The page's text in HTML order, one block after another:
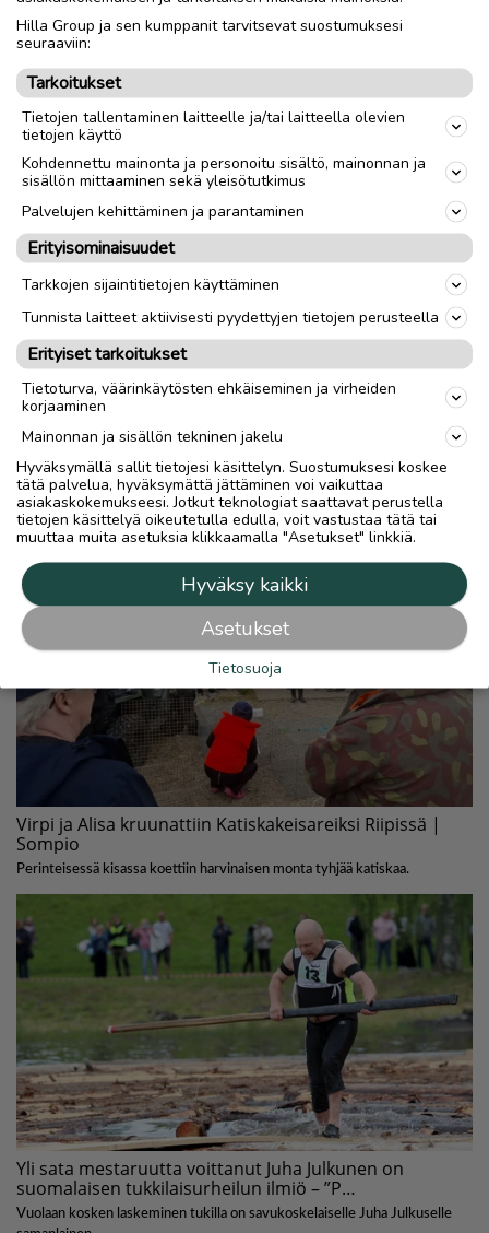
Hilla Group ja sen kumppanit tarvitsevat suostumuksesi
seuraaviin:
Tarkoitukset
Tietojen tallentaminen laitteelle ja/tai laitteella olevien
tietojen käyttö
Kohdennettu mainonta ja personoitu sisältö, mainonnan ja
sisällön mittaaminen sekä yleisötutkimus
Palvelujen kehittäminen ja parantaminen
Erityisominaisuudet
Tarkkojen sijaintitietojen käyttäminen
Tunnista laitteet aktiivisesti pyydettyjen tietojen perusteella
Erityiset tarkoitukset
Tietoturva, väärinkäytösten ehkäiseminen ja virheiden
korjaaminen
Mainonnan ja sisällön tekninen jakelu
Hyväksymällä sallit tietojesi käsittelyn. Suostumuksesi koskee
tätä palvelua, hyväksymättä jättäminen voi vaikuttaa
asiakaskokemukseesi. Jotkut teknologiat saattavat perustella
tietojen käsittelyä oikeutetulla edulla, voit vastustaa tätä tai
muuttaa muita asetuksia klikkaamalla "Asetukset" linkkiä.
Hyväksy kaikki
Asetukset
Tietosuoja